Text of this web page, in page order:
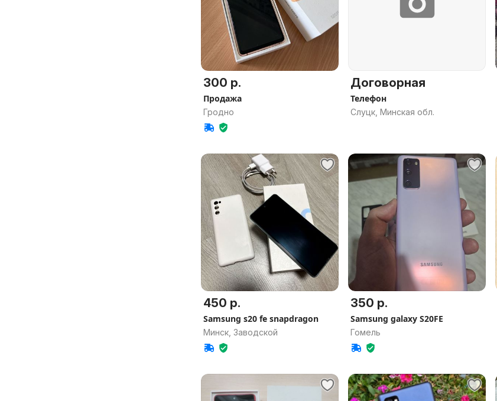
300 р.
Продажа
Гродно
Договорная
Телефон
Слуцк, Минская обл.
450 р.
Samsung s20 fe snapdragon
Минск, Заводской
350 р.
Samsung galaxy S20FE
Гомель